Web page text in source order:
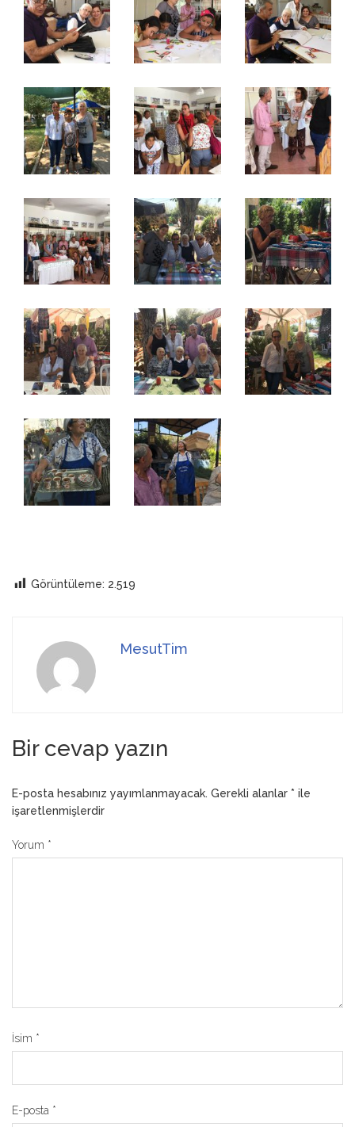
Görüntüleme: 2.519
MesutTim
Bir cevap yazın
E-posta hesabınız yayımlanmayacak. Gerekli alanlar * ile
işaretlenmişlerdir
Yorum *
İsim *
E-posta *